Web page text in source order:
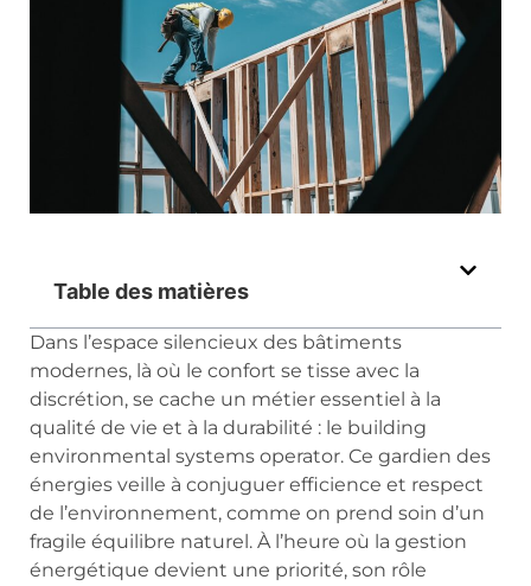
Table des matières
Dans l’espace silencieux des bâtiments
modernes, là où le confort se tisse avec la
discrétion, se cache un métier essentiel à la
qualité de vie et à la durabilité : le building
environmental systems operator. Ce gardien des
énergies veille à conjuguer efficience et respect
de l’environnement, comme on prend soin d’un
fragile équilibre naturel. À l’heure où la gestion
énergétique devient une priorité, son rôle